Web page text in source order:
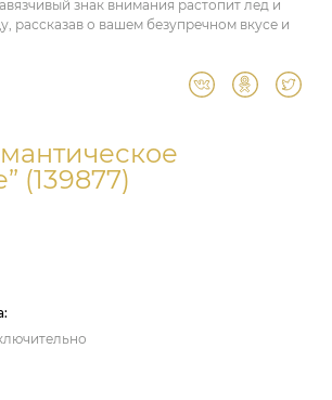
знак внимания растопит лед и
рассказав о вашем безупречном вкусе и
(139877)